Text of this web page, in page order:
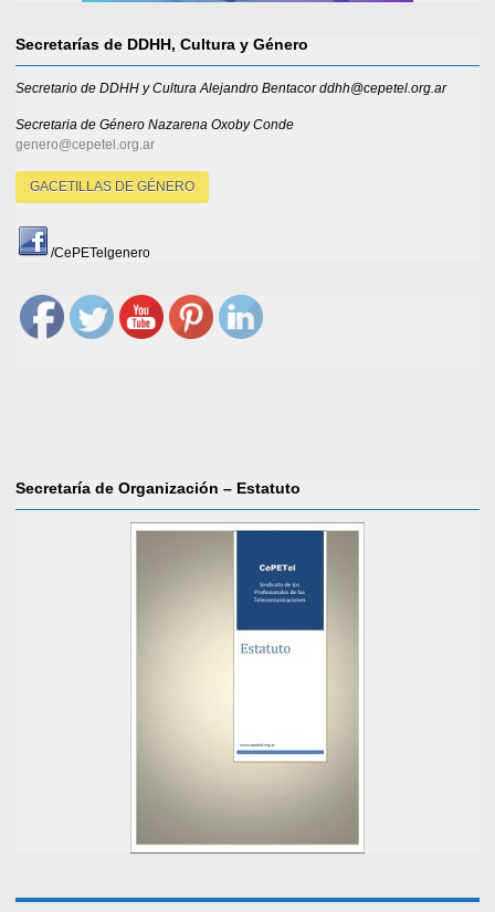
Secretarías de DDHH, Cultura y Género
Secretario de DDHH y Cultura Alejandro Bentacor ddhh@cepetel.org.ar
Secretaria de Género Nazarena Oxoby Conde
genero@cepetel.org.ar
GACETILLAS DE GÉNERO
/CePETelgenero
Secretaría de Organización – Estatuto